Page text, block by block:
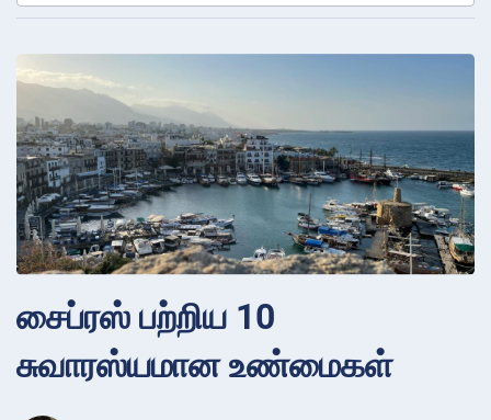
சைப்ரஸ் பற்றிய 10
சுவாரஸ்யமான உண்மைகள்